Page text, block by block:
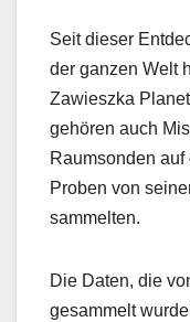
Seit dieser
der ganzen Welt
Zawieszka
gehören auch
Raumsonden
Proben von
sammelten.
Die Daten, die
gesammelt